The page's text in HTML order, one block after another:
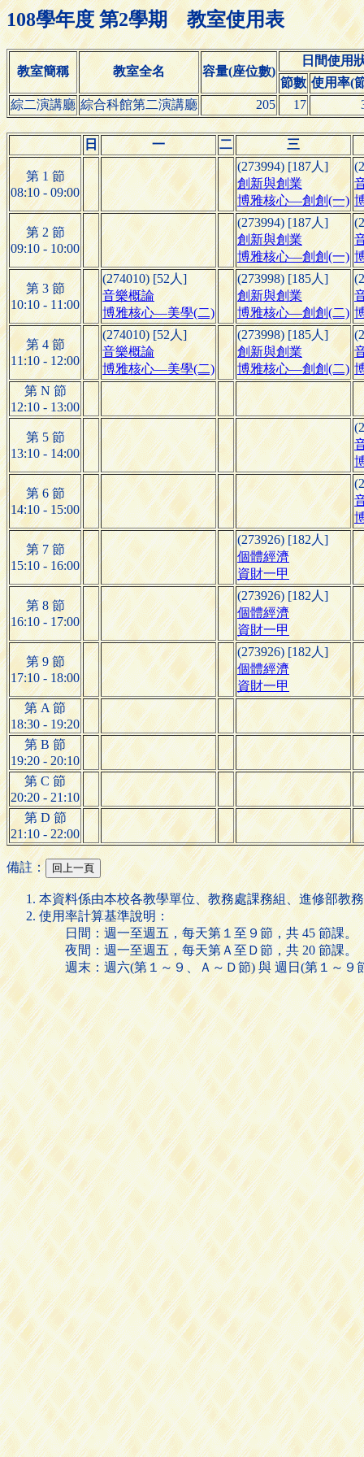
108學年度 第2學期 教室使用表
教室簡稱 教室全名 容量(座位數)
日間使用
節數 使用率(
綜二演講廳 綜合科館第二演講廳 205 17
日 一 二 三
第 1 節
08:10 - 09:00
(273994) [187人]
創新與創業
博雅核心—創創(一)
第 2 節
09:10 - 10:00
(273994) [187人]
創新與創業
博雅核心—創創(一)
第 3 節
10:10 - 11:00
(274010) [52人]
音樂概論
博雅核心—美學(二)
(273998) [185人]
創新與創業
博雅核心—創創(二)
第 4 節
11:10 - 12:00
(274010) [52人]
音樂概論
博雅核心—美學(二)
(273998) [185人]
創新與創業
博雅核心—創創(二)
第 N 節
12:10 - 13:00
第 5 節
13:10 - 14:00
第 6 節
14:10 - 15:00
第 7 節
15:10 - 16:00
(273926) [182人]
個體經濟
資財一甲
第 8 節
16:10 - 17:00
(273926) [182人]
個體經濟
資財一甲
第 9 節
17:10 - 18:00
(273926) [182人]
個體經濟
資財一甲
第 A 節
18:30 - 19:20
第 B 節
19:20 - 20:10
第 C 節
20:20 - 21:10
第 D 節
21:10 - 22:00
備註：
本資料係由本校各教學單位、教務處課務組、進修部教
使用率計算基準說明：
日間：週一至週五，每天第１至９節，共 45 節課。
夜間：週一至週五，每天第Ａ至Ｄ節，共 20 節課。
週末：週六(第１～９、Ａ～Ｄ節) 與 週日(第１～９